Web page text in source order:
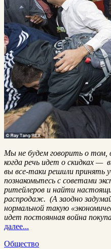
Мы не будем говорить о том,
когда речь идет о скидках
вы все-таки решили принять
познакомьтесь с советами
ритейлеров и найти
распродаж. (А заодно
нормальной такую
идет постоянная война
далее...
Общество